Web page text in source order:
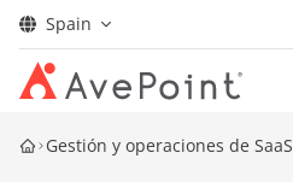
Spain
Soluciones
Gestión y operaciones de SaaS